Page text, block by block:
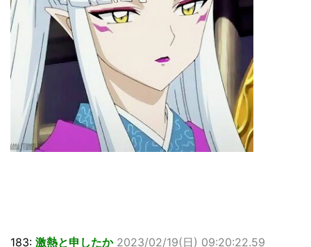
183: 激熱と申したか 2023/02/19(日) 09:20:22.59